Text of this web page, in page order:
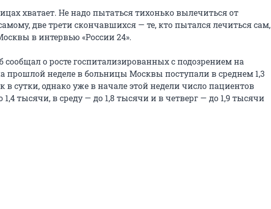
хватает. Не надо пытаться тихонько вылечиться от
две трети скончавшихся — те, кто пытался лечиться сам,
в интервью «России 24».
сообщал о росте госпитализированных с подозрением на
прошлой неделе в больницы Москвы поступали в среднем 1,3
в сутки, однако уже в начале этой недели число пациентов
1,4 тысячи, в среду — до 1,8 тысячи и в четверг — до 1,9 тысячи